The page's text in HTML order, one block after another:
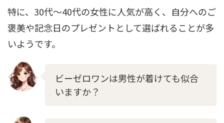
特に、30代～40代の女性に人気が高く、自分へのご
褒美や記念日のプレゼントとして選ばれることが多
いようです。
ビーゼロワンは男性が着けても似合
いますか？